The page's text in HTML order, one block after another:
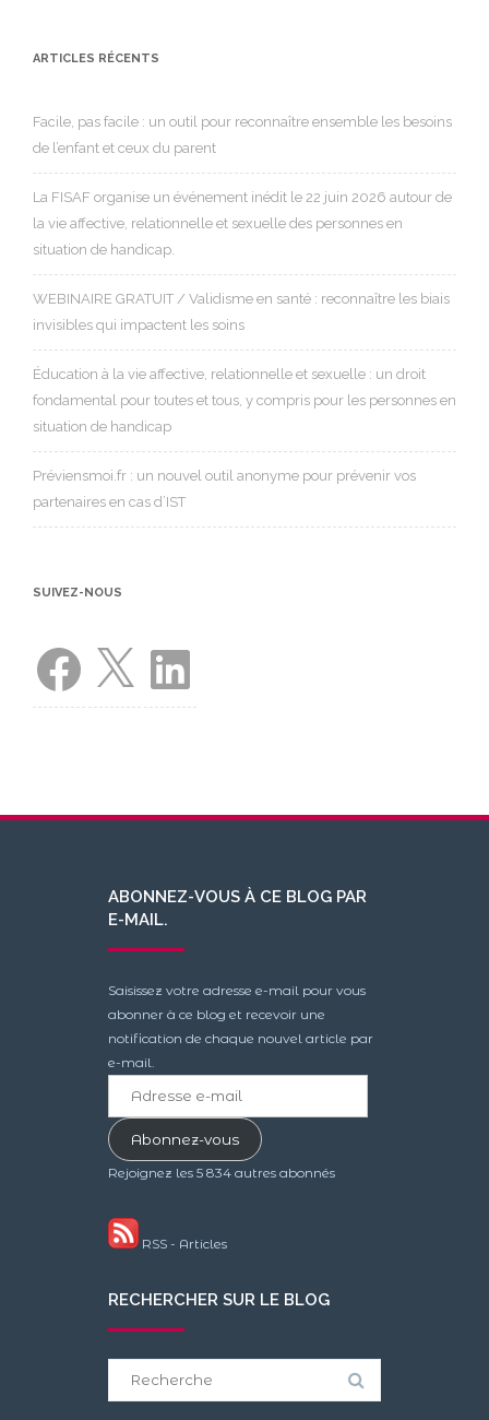
ARTICLES RÉCENTS
Facile, pas facile : un outil pour reconnaître ensemble les besoins
de l’enfant et ceux du parent
La FISAF organise un événement inédit le 22 juin 2026 autour de
la vie affective, relationnelle et sexuelle des personnes en
situation de handicap.
WEBINAIRE GRATUIT / Validisme en santé : reconnaître les biais
invisibles qui impactent les soins
Éducation à la vie affective, relationnelle et sexuelle : un droit
fondamental pour toutes et tous, y compris pour les personnes en
situation de handicap
Préviensmoi.fr : un nouvel outil anonyme pour prévenir vos
partenaires en cas d’IST
SUIVEZ-NOUS
Facebook LinkedIn
ABONNEZ-VOUS À CE BLOG PAR
E-MAIL.
Saisissez votre adresse e-mail pour vous
abonner à ce blog et recevoir une
notification de chaque nouvel article par
e-mail.
mailAbonnez-vous
Rejoignez les 5 834 autres abonnés
RSS - Articles
RECHERCHER SUR LE BLOG